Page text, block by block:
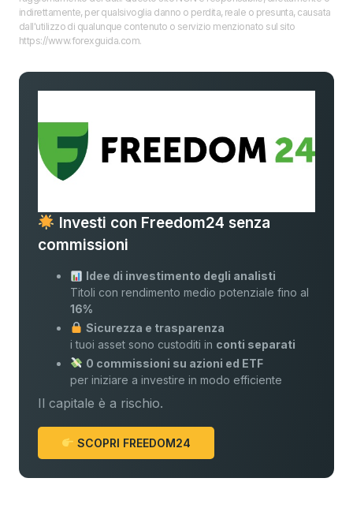
indirettamente, per qualsivoglia danno o perdita, reale o presunta, causata
dall'utilizzo di qualunque contenuto o servizio menzionato sul sito
https://www.forexguida.com.
Investi con Freedom24 senza
commissioni
Idee di investimento degli analisti
Titoli con rendimento medio potenziale fino al
16%
Sicurezza e trasparenza
i tuoi asset sono custoditi in conti separati
0 commissioni su azioni ed ETF
per iniziare a investire in modo efficiente
Il capitale è a rischio.
SCOPRI FREEDOM24